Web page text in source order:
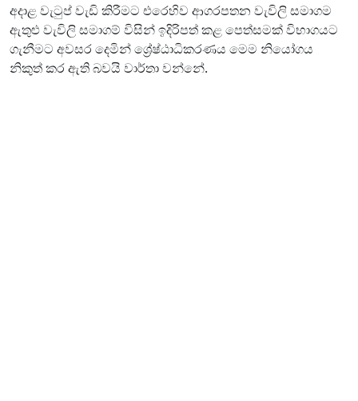
අදාළ වැටුප් වැඩි කිරීමට එරෙහිව ආගරපතන වැවිලි සමාගම
ඇතුළු වැවිලි සමාගම් විසින් ඉදිරිපත් කළ පෙත්සමක් විභාගයට
ගැනීමට අවසර දෙමින් ශ්‍රේෂ්ඨාධිකරණය මෙම නියෝගය
නිකුත් කර ඇති බවයි වාර්තා වන්නේ.